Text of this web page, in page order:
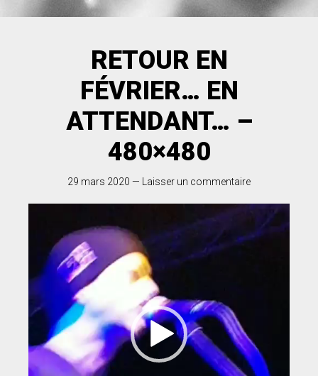
RETOUR EN
FÉVRIER… EN
ATTENDANT… –
480×480
29 mars 2020 — Laisser un commentaire